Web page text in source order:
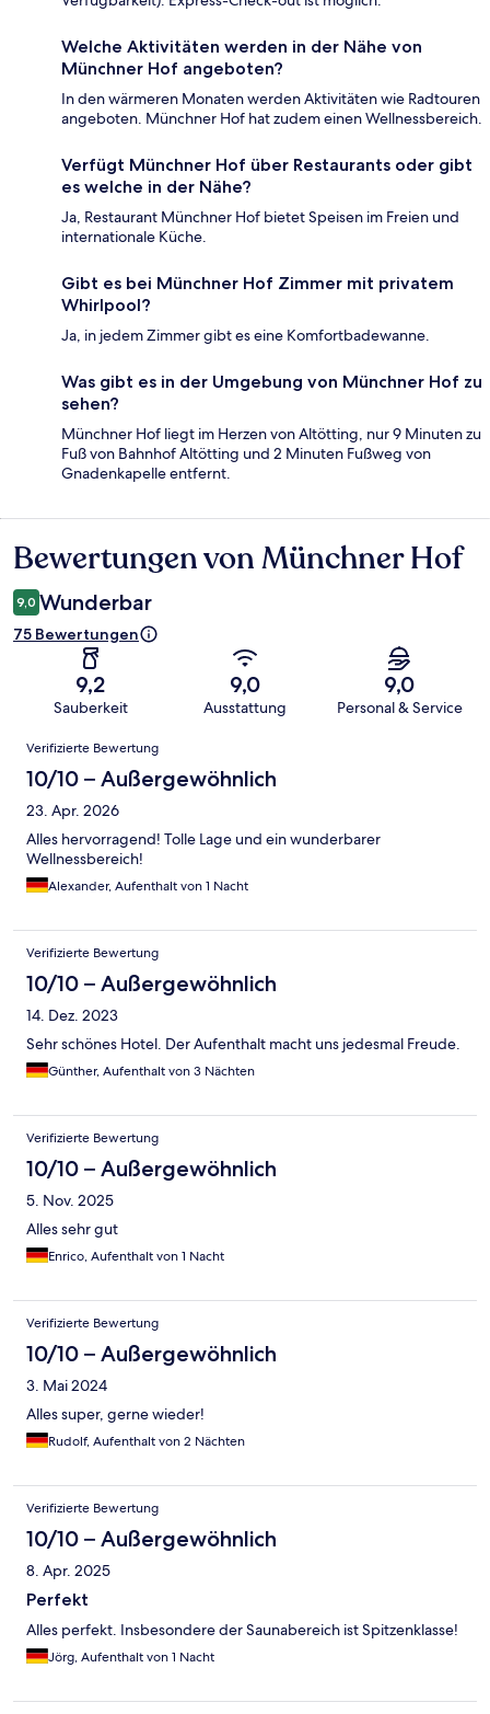
Welche Aktivitäten werden in der Nähe von
Münchner Hof angeboten?
In den wärmeren Monaten werden Aktivitäten wie Radtouren
angeboten. Münchner Hof hat zudem einen Wellnessbereich.
Verfügt Münchner Hof über Restaurants oder gibt
es welche in der Nähe?
Ja, Restaurant Münchner Hof bietet Speisen im Freien und
internationale Küche.
Gibt es bei Münchner Hof Zimmer mit privatem
Whirlpool?
Ja, in jedem Zimmer gibt es eine Komfortbadewanne.
Was gibt es in der Umgebung von Münchner Hof zu
sehen?
Münchner Hof liegt im Herzen von Altötting, nur 9 Minuten zu
Fuß von Bahnhof Altötting und 2 Minuten Fußweg von
Gnadenkapelle entfernt.
Bewertungen
Bewertungen von Münchner Hof
9,0 Wunderbar
75 Bewertungen
9,2
Sauberkeit
9,0
Ausstattung
9,0
Personal & Service
Bewertungen
Verifizierte Bewertung
10/10 – Außergewöhnlich
23. Apr. 2026
Alles hervorragend! Tolle Lage und ein wunderbarer
Wellnessbereich!
Alexander, Aufenthalt von 1 Nacht
Verifizierte Bewertung
10/10 – Außergewöhnlich
14. Dez. 2023
Sehr schönes Hotel. Der Aufenthalt macht uns jedesmal Freude.
Günther, Aufenthalt von 3 Nächten
Verifizierte Bewertung
10/10 – Außergewöhnlich
5. Nov. 2025
Alles sehr gut
Enrico, Aufenthalt von 1 Nacht
Verifizierte Bewertung
10/10 – Außergewöhnlich
3. Mai 2024
Alles super, gerne wieder!
Rudolf, Aufenthalt von 2 Nächten
Verifizierte Bewertung
10/10 – Außergewöhnlich
8. Apr. 2025
Perfekt
Alles perfekt. Insbesondere der Saunabereich ist Spitzenklasse!
Jörg, Aufenthalt von 1 Nacht